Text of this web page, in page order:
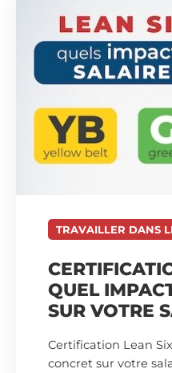
TRAVAILLER DANS
QUEL
SUR VOTRE
Certification Lean
concret sur votre